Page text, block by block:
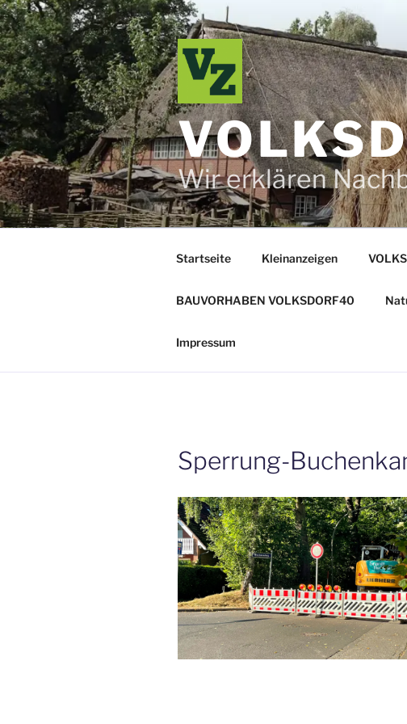
Zum
Inhalt
springen
Wir erklären
Startseite Kleinanzeigen
BAUVORHABEN VOLKSDORF40
Impressum
Sperrung-